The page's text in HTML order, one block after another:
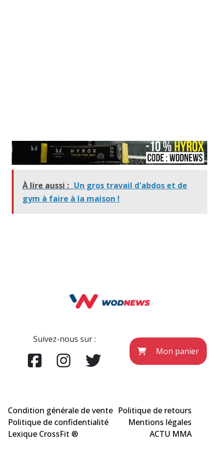
À lire aussi : Un gros travail d'abdos et de
gym à faire à la maison !
Suivez-nous sur :
Mon panier
Condition générale de vente Politique de retours
Politique de confidentialité
Mentions légales
Lexique CrossFit ®
ACTU MMA